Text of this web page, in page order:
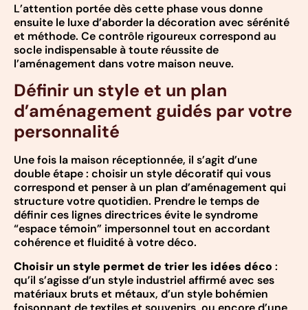
L’attention portée dès cette phase vous donne
ensuite le luxe d’aborder la décoration avec sérénité
et méthode. Ce contrôle rigoureux correspond au
socle indispensable à toute réussite de
l’aménagement dans votre maison neuve.
Définir un style et un plan
d’aménagement guidés par votre
personnalité
Une fois la maison réceptionnée, il s’agit d’une
double étape : choisir un style décoratif qui vous
correspond et penser à un plan d’aménagement qui
structure votre quotidien. Prendre le temps de
définir ces lignes directrices évite le syndrome
“espace témoin” impersonnel tout en accordant
cohérence et fluidité à votre déco.
Choisir un style permet de trier les idées déco :
qu’il s’agisse d’un style industriel affirmé avec ses
matériaux bruts et métaux, d’un style bohémien